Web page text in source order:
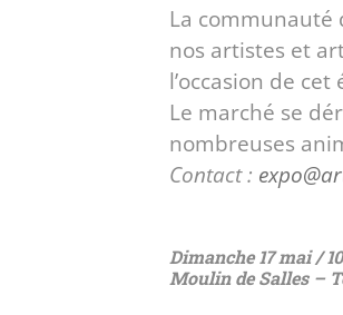
La communauté
nos artistes et
l’occasion de
Le marché se
nombreuses
Contact :
Dimanche 17 mai /
Moulin de Salles –